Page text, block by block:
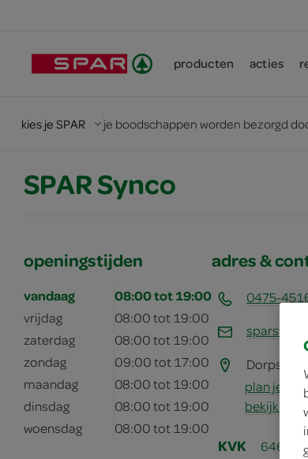
producten acties
kies je SPAR je boodschappen worden bezorgd
SPAR Synco
openingstijden
vandaag 08:00 tot 19:00
vrijdag
08:00 tot 19:00
zaterdag
08:00 tot 19:00
zondag
09:00 tot 17:00
maandag
08:00 tot 19:00
dinsdag
08:00 tot 19:00
woensdag
08:00 tot 19:00
adres &
0475-
Dorpstraat
plan je route
bekijk
KVK